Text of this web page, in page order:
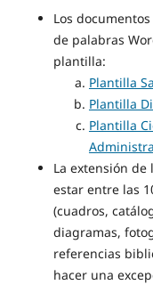
Los
de palabras
plantilla:
Plantilla
Plantilla
Plantilla
La extensión
estar entre las
(cuadros,
diagramas,
referencias
hacer una